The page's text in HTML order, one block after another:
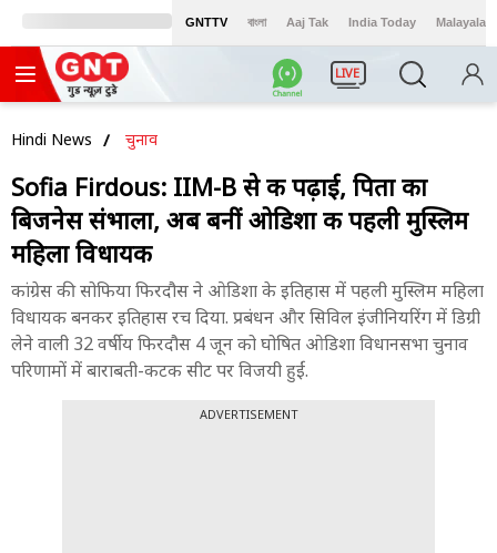
GNTTV বাংলা Aaj Tak India Today Malayalam
LIVE
Hindi News चुनाव
Sofia Firdous: IIM-B से की पढ़ाई, पिता का
बिजनेस संभाला, अब बनीं ओडिशा की पहली मुस्लिम
महिला विधायक
कांग्रेस की सोफिया फिरदौस ने ओडिशा के इतिहास में पहली मुस्लिम महिला
विधायक बनकर इतिहास रच दिया. प्रबंधन और सिविल इंजीनियरिंग में डिग्री
लेने वाली 32 वर्षीय फिरदौस 4 जून को घोषित ओडिशा विधानसभा चुनाव
परिणामों में बाराबती-कटक सीट पर विजयी हुईं.
ADVERTISEMENT